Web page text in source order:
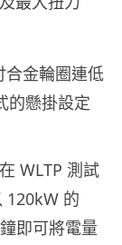
金輪圈連低
的懸掛設定
WLTP 測試
120kW 的
即可將電量